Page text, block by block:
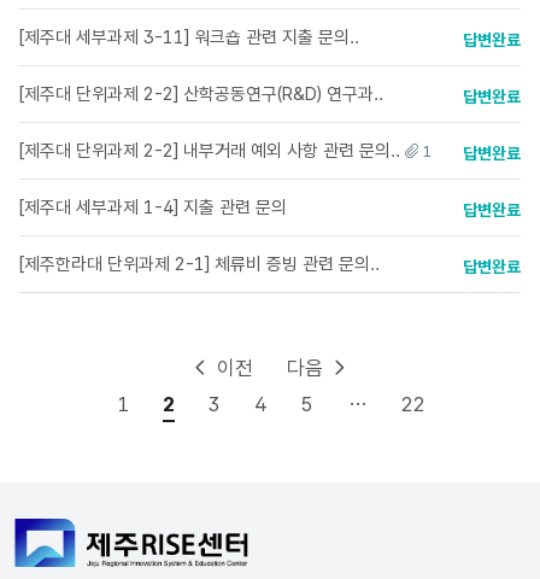
[제주대 세부과제 3-11] 워크숍 관련 지출 문의.. 답변완료
[제주대 단위과제 2-2] 산학공동연구(R&D) 연구과.. 답변완료
[제주대 단위과제 2-2] 내부거래 예외 사항 관련 문의.. 1 답변완료
[제주대 세부과제 1-4] 지출 관련 문의 답변완료
[제주한라대 단위과제 2-1] 체류비 증빙 관련 문의.. 답변완료
이전
1
2 3 4 5 ... 22
다음